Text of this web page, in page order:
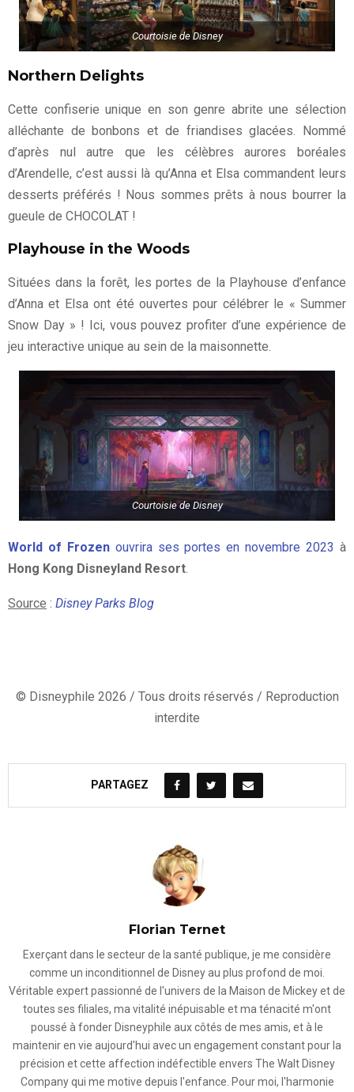
Courtoisie de Disney
Northern Delights
Cette confiserie unique en son genre abrite une sélection
alléchante de bonbons et de friandises glacées. Nommé
d’après nul autre que les célèbres aurores boréales
d’Arendelle, c’est aussi là qu’Anna et Elsa commandent leurs
desserts préférés ! Nous sommes prêts à nous bourrer la
gueule de CHOCOLAT !
Playhouse in the Woods
Situées dans la forêt, les portes de la Playhouse d’enfance
d’Anna et Elsa ont été ouvertes pour célébrer le « Summer
Snow Day » ! Ici, vous pouvez profiter d’une expérience de
jeu interactive unique au sein de la maisonnette.
Courtoisie de Disney
World of Frozenouvrira ses portes en novembre 2023 à
Hong Kong Disneyland Resort.
Source : Disney Parks Blog
© Disneyphile 2026 / Tous droits réservés / Reproduction
interdite
PARTAGEZ
Florian Ternet
Exerçant dans le secteur de la santé publique, je me considère
comme un inconditionnel de Disney au plus profond de moi.
Véritable expert passionné de l'univers de la Maison de Mickey et de
toutes ses filiales, ma vitalité inépuisable et ma ténacité m'ont
poussé à fonder Disneyphile aux côtés de mes amis, et à le
maintenir en vie aujourd'hui avec un engagement constant pour la
précision et cette affection indéfectible envers The Walt Disney
Company qui me motive depuis l'enfance. Pour moi, l'harmonie